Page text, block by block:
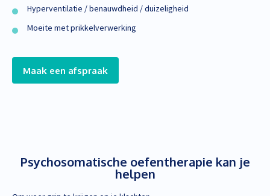
Hyperventilatie / benauwdheid / duizeligheid
Moeite met prikkelverwerking
Maak een afspraak
Psychosomatische oefentherapie kan je
helpen